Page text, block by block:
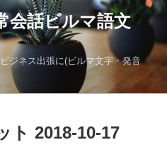
会話ビルマ語文
ジネス出張に(ビルマ文字・発音
ト 2018-10-17